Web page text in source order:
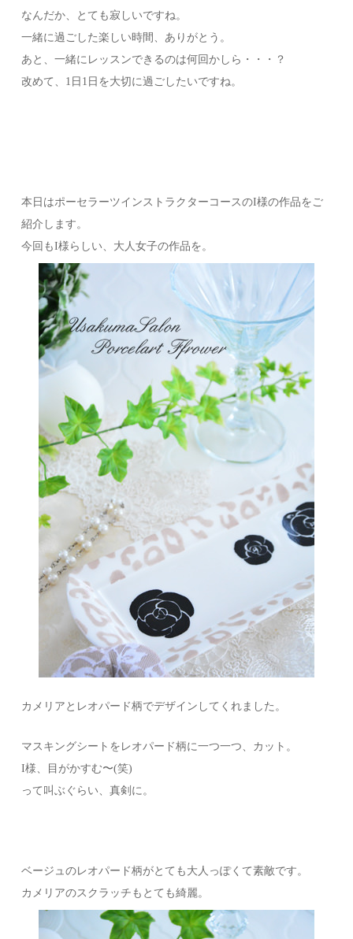
なんだか、とても寂しいですね。
一緒に過ごした楽しい時間、ありがとう。
あと、一緒にレッスンできるのは何回かしら・・・？
改めて、1日1日を大切に過ごしたいですね。
本日はポーセラーツインストラクターコースのI様の作品をご
紹介します。
今回もI様らしい、大人女子の作品を。
カメリアとレオパード柄でデザインしてくれました。
マスキングシートをレオパード柄に一つ一つ、カット。
I様、目がかすむ〜(笑)
って叫ぶぐらい、真剣に。
ベージュのレオパード柄がとても大人っぽくて素敵です。
カメリアのスクラッチもとても綺麗。